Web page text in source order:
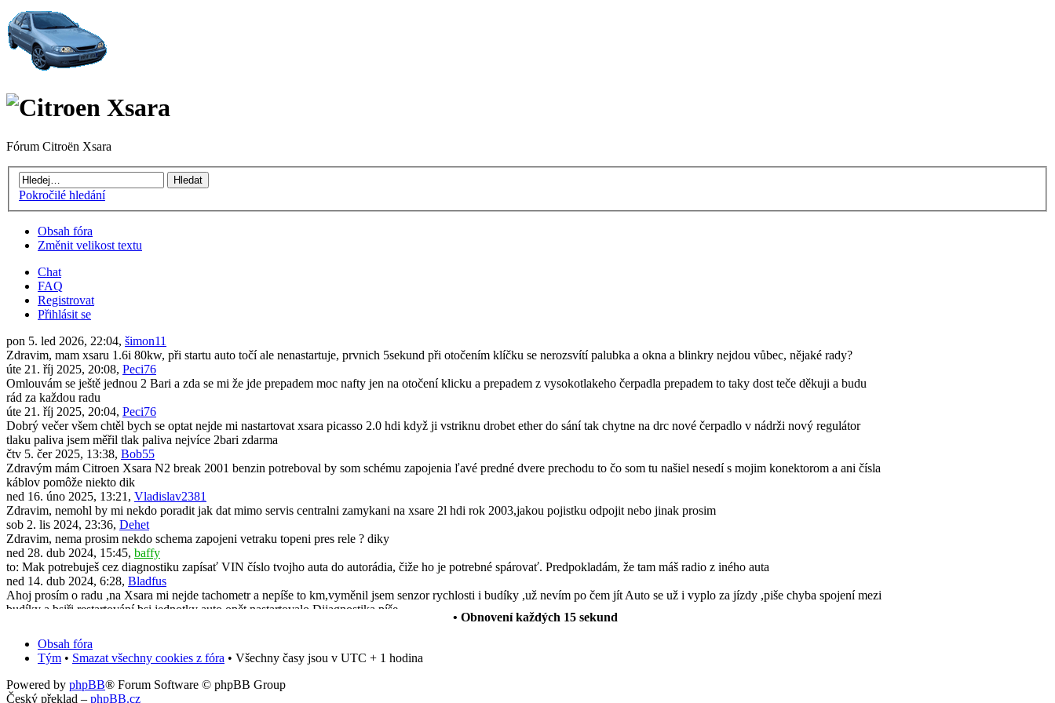
Fórum Citroën Xsara
Pokročilé hledání
Obsah fóra
Změnit velikost textu
Chat
FAQ
Registrovat
Přihlásit se
pon 5. led 2026, 22:04, šimon11
Zdravim, mam xsaru 1.6i 80kw, při startu auto točí ale nenastartuje, prvnich 5sekund při otočením klíčku se nerozsvítí palubka a okna a blinkry nejdou vůbec, nějaké rady?
úte 21. říj 2025, 20:08, Peci76
Omlouvám se ještě jednou 2 Bari a zda se mi že jde prepadem moc nafty jen na otočení klicku a prepadem z vysokotlakeho čerpadla prepadem to taky dost teče děkuji a budu
rád za každou radu
úte 21. říj 2025, 20:04, Peci76
Dobrý večer všem chtěl bych se optat nejde mi nastartovat xsara picasso 2.0 hdi když ji vstriknu drobet ether do sání tak chytne na drc nové čerpadlo v nádrži nový regulátor
tlaku paliva jsem měřil tlak paliva nejvíce 2bari zdarma
čtv 5. čer 2025, 13:38, Bob55
Zdravým mám Citroen Xsara N2 break 2001 benzin potreboval by som schému zapojenia ľavé predné dvere prechodu to čo som tu našiel nesedí s mojim konektorom a ani čísla
káblov pomôže niekto dik
ned 16. úno 2025, 13:21, Vladislav2381
Zdravim, nemohl by mi nekdo poradit jak dat mimo servis centralni zamykani na xsare 2l hdi rok 2003,jakou pojistku odpojit nebo jinak prosim
sob 2. lis 2024, 23:36, Dehet
Zdravim, nema prosim nekdo schema zapojeni vetraku topeni pres rele ? diky
ned 28. dub 2024, 15:45, baffy
to: Mak potrebuješ cez diagnostiku zapísať VIN číslo tvojho auta do autorádia, čiže ho je potrebné spárovať. Predpokladám, že tam máš radio z iného auta
ned 14. dub 2024, 6:28, Bladfus
Ahoj prosím o radu ,na Xsara mi nejde tachometr a nepíše to km,vyměnil jsem senzor rychlosti i budíky ,už nevím po čem jít Auto se už i vyplo za jízdy ,piše chyba spojení mezi
budíky a bsiři restartování bsi jednotky auto opět nastartovalo.Dijagnostika píše
Dobrý den. Po demontáži a zpětné montáži originálního radia všechno funguje normálně ale rádio vydáva neusrále přerušovaný ton. Vědel by někdo jak se toho zbavit? Díky
předem za jakoukoliv radu.
úte 31. říj 2023, 13:39,Vafle_2001cz
Zdravím, neřešil někdo vylepšení Xsary? Konkrétně výměna zadních manuálních oken za elektrická okna a levé zpětné zrcátko manuální za elektrické?
čtv 20. črc 2023, 13:34, scorpick
• Obnovení každých 15 sekund
Obsah fóra
Tým • Smazat všechny cookies z fóra • Všechny časy jsou v UTC + 1 hodina
Powered by phpBB® Forum Software © phpBB Group
Český překlad – phpBB.cz